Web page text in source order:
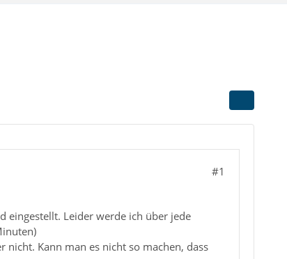
#1
eingestellt. Leider werde ich über jede
Kann man es nicht so machen, dass